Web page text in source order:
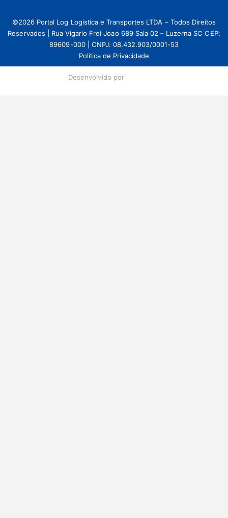
©2026 Portal Log Logistica e Transportes LTDA – Todos Direitos
Reservados | Rua Vigario Frei Joao 689 Sala 02 – Luzerna SC CEP:
89609-000 | CNPJ: 08.432.903/0001-53
Política de Privacidade
Desenvolvido por